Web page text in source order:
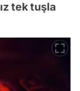
tek tuşla